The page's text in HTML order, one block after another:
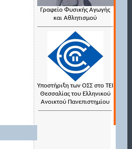
Γραφείο Φυσικής Αγωγής
και Αθλητισμού
Υποστήριξη των ΟΣΣ στο ΤΕΙ
Θεσσαλίας του Ελληνικού
Ανοικτού Πανεπιστημίου